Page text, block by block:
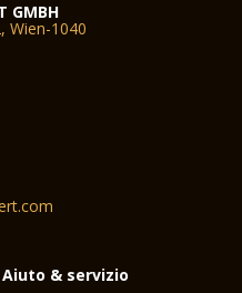
GMBH
Wien-1040
Aiuto & servizio